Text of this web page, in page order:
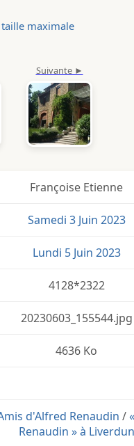
maximale
Françoise Etienne
Samedi 3 Juin 2023
Lundi 5 Juin 2023
4128*2322
20230603_155544.jpg
4636 Ko
d'Alfred Renaudin /
Renaudin » à Liverdun